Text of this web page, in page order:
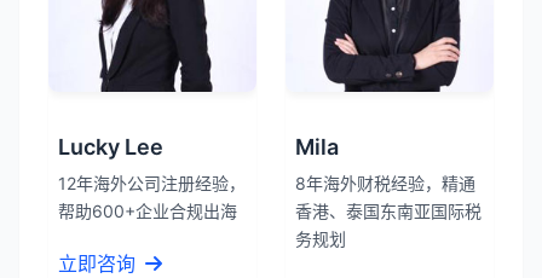
Lucky Lee
12年海外公司注册经验，
帮助600+企业合规出海
立即咨询
Mila
8年海外财税经验，精通
香港、泰国东南亚国际税
务规划